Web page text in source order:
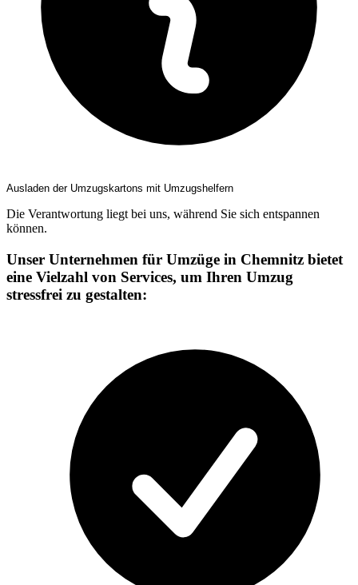
Ausladen der Umzugskartons mit Umzugshelfern
Die Verantwortung liegt bei uns, während Sie sich entspannen
können.
Unser Unternehmen für Umzüge in Chemnitz bietet
eine Vielzahl von Services, um Ihren Umzug
stressfrei zu gestalten: